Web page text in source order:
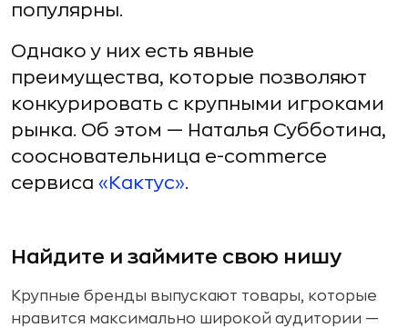
популярны.
Однако у них есть явные
преимущества, которые позволяют
конкурировать с крупными игроками
рынка. Об этом — Наталья Субботина,
соосновательница e-commerce
сервиса «Кактус».
Найдите и займите свою нишу
Крупные бренды выпускают товары, которые
нравится максимально широкой аудитории —